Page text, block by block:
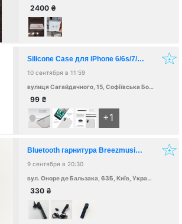
2400 ₴
Silicone Case для iPhone 6/6s/7/8/7+/8+/X/Xs/Xr/XsMax/11/11 Pro/11Pro Max
10 сентября в 11:59
вулиця Сагайдачного, 15, Софіївська Борщагівка, Київська обл., Украина
99 ₴
+1
Bluetooth гарнитура Breezmusic M2 Slim
9 сентября в 20:30
вул. Оноре де Бальзака, 63Б, Київ, Украина, 02000
330 ₴